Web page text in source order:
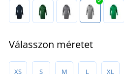
Válasszon méretet
XS S M L XL